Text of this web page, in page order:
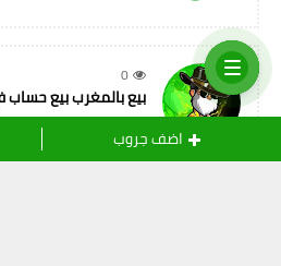
اضف جروب
0
بيع بالمغرب بيع حساب